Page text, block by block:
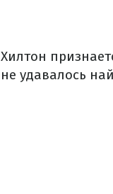
Хилтон
не удавалось